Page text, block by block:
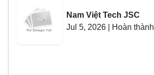
Nam Việt Tech JSC
Jul 5, 2026
Hoàn thành